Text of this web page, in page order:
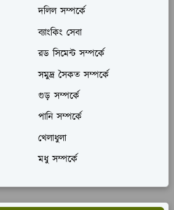
দলিল সম্পর্কে
ব্যাংকিং সেবা
রড সিমেন্ট সম্পর্কে
সমুদ্র সৈকত সম্পর্কে
গুড় সম্পর্কে
পানি সম্পর্কে
খেলাধুলা
মধু সম্পর্কে